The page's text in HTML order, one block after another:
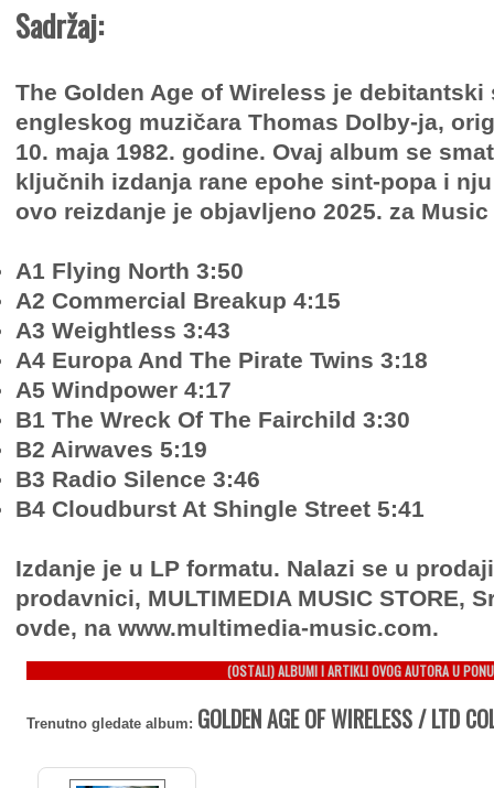
Sadržaj:
The Golden Age of Wireless je
engleskog muzičara Thomas Dolby-ja,
10. maja 1982. godine. Ovaj album se
ključnih izdanja rane epohe sint-popa i
ovo reizdanje je objavljeno 2025. za
A1 Flying North 3:50
A2 Commercial Breakup 4:15
A3 Weightless 3:43
A4 Europa And The Pirate Twins 3:18
A5 Windpower 4:17
B1 The Wreck Of The Fairchild 3:30
B2 Airwaves 5:19
B3 Radio Silence 3:46
B4 Cloudburst At Shingle Street 5:41
Izdanje je u LP formatu. Nalazi se u
prodavnici, MULTIMEDIA MUSIC STORE,
ovde, na www.multimedia-music.com.
(OSTALI) ALBUMI I ARTIKLI OVOG AUTORA U
Trenutno gledate album: GOLDEN AGE OF WIRELESS / LTD